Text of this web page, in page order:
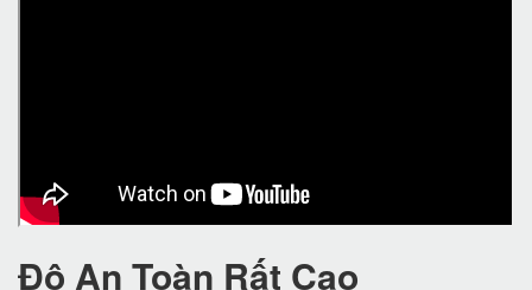
Độ An Toàn Rất Cao